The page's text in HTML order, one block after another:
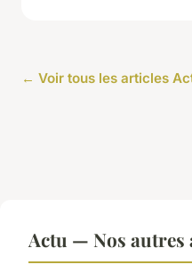
← Voir tous les articles
Actu — Nos autres